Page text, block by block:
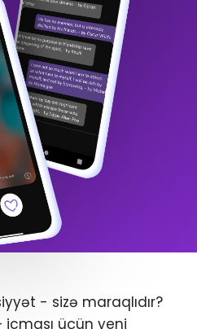
- sizə maraqlıdır?
icması üçün yeni